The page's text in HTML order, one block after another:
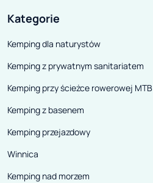
Kategorie
Kemping dla naturystów
Kemping z prywatnym sanitariatem
Kemping przy ścieżce rowerowej MTB
Kemping z basenem
Kemping przejazdowy
Winnica
Kemping nad morzem